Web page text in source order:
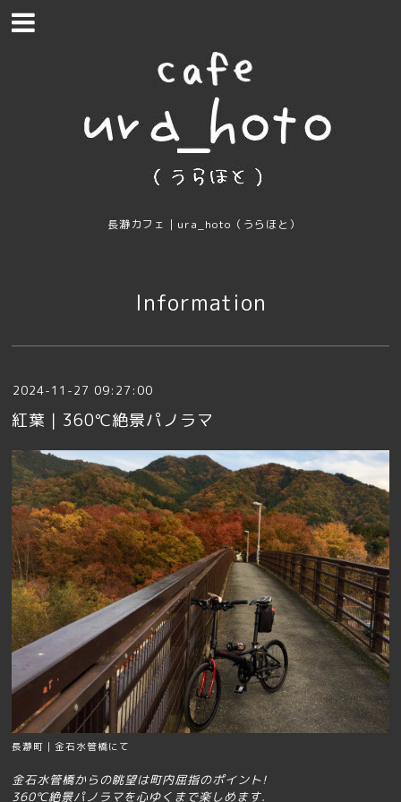
長瀞カフェ｜ura_hoto（うらほと）
Information
2024-11-27 09:27:00
紅葉｜360℃絶景パノラマ
長瀞町｜金石水管橋にて
金石水管橋からの眺望は町内屈指のポイント!
360℃絶景パノラマを心ゆくまで楽しめます.